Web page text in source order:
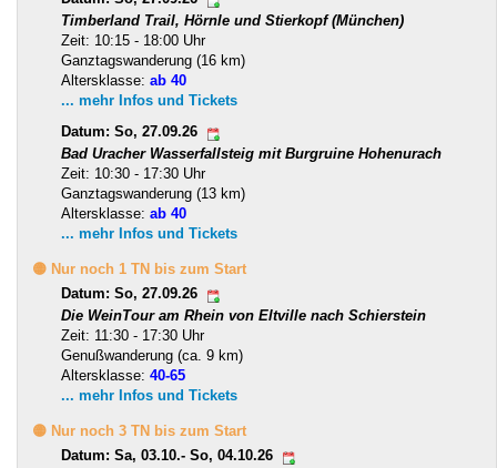
Timberland Trail, Hörnle und Stierkopf (München)
Zeit: 10:15 - 18:00 Uhr
Ganztagswanderung (16 km)
Altersklasse: ab 40
... mehr Infos und Tickets
Datum: So, 27.09.26
Bad Uracher Wasserfallsteig mit Burgruine Hohenurach
Zeit: 10:30 - 17:30 Uhr
Ganztagswanderung (13 km)
Altersklasse: ab 40
... mehr Infos und Tickets
🟡 Nur noch 1 TN bis zum Start
Datum: So, 27.09.26
Die WeinTour am Rhein von Eltville nach Schierstein
Zeit: 11:30 - 17:30 Uhr
Genußwanderung (ca. 9 km)
Altersklasse: 40-65
... mehr Infos und Tickets
🟡 Nur noch 3 TN bis zum Start
Datum: Sa, 03.10.- So, 04.10.26